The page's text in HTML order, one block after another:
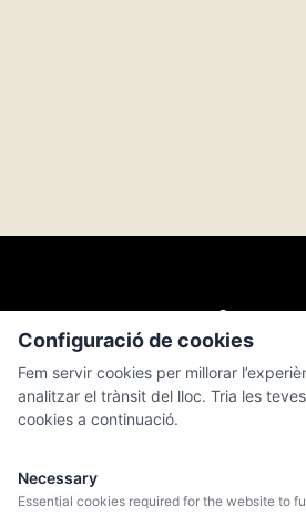
MENÚ
QUI SOM
Configuració de cookies
Fem servir cookies per millorar
analitzar el trànsit del lloc. Tria les
cookies a continuació.
Necessary
Essential cookies required for the website to